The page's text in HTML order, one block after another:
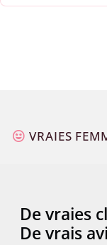
VRAIES
De vraies
De vrais